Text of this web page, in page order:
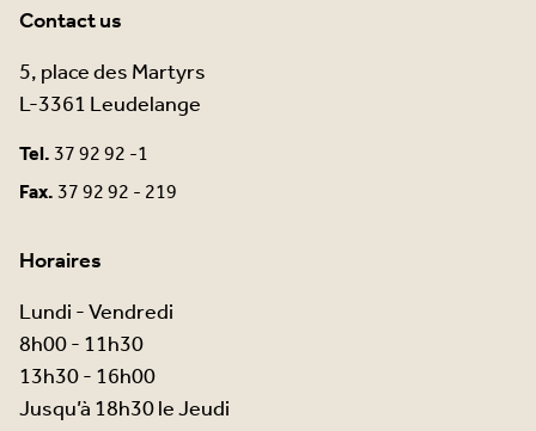
Contact us
5, place des Martyrs
L-3361 Leudelange
Tel.37 92 92 -1
Fax.37 92 92 - 219
Horaires
Lundi - Vendredi
8h00 - 11h30
13h30 - 16h00
Jusqu’à 18h30 le Jeudi